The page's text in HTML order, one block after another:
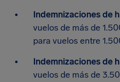
Indemnizaciones de
vuelos de más de
para vuelos entre
Indemnizaciones de
vuelos de más de